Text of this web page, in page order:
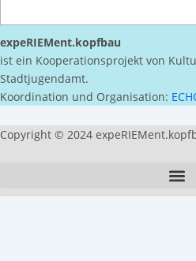
expeRIEMent.kopfbau
ist ein Kooperationsprojekt von
Stadtjugendamt.
Koordination und Organisation:
Copyright © 2024